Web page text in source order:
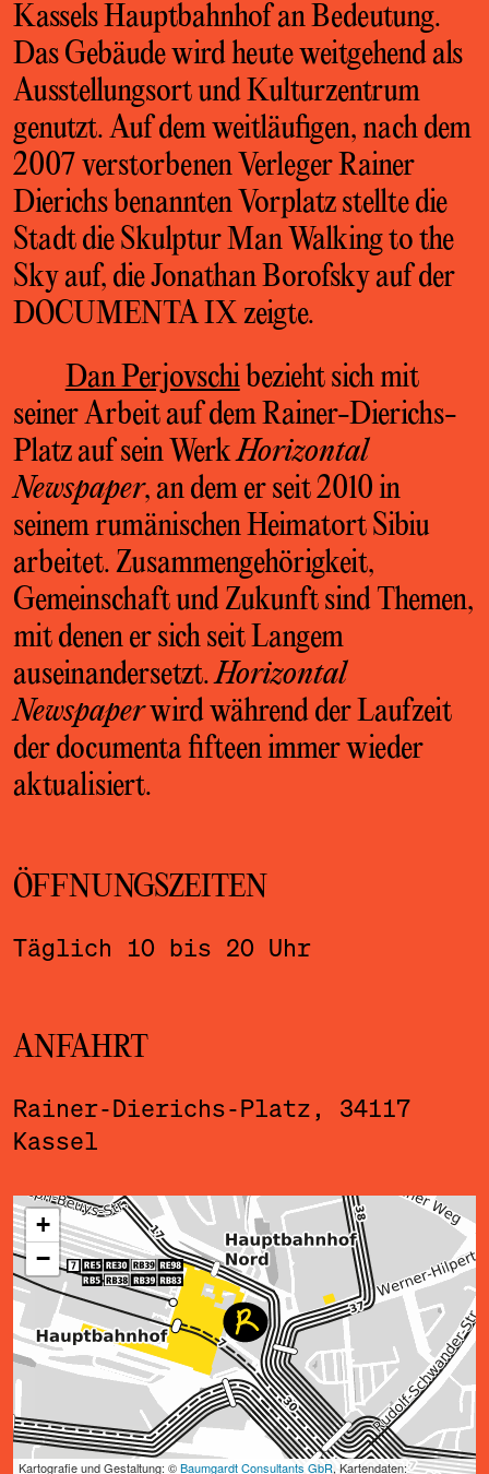
Kassels Hauptbahnhof anBedeutung.
Das Gebäude wird heute weitgehendals
Ausstellungsort und Kulturzentrum
genutzt.Auf dem weitläufigen, nach dem
2007 verstorbenen Verleger Rainer
Dierichs benannten Vorplatzstellte die
Stadt die SkulpturMan Walking to the
Skyauf, die Jonathan Borofsky auf der
DOCUMENTA IX zeigte.
Dan Perjovschibezieht sich mit
seinerArbeit auf dem Rainer-Dierichs-
Platz auf sein WerkHorizontal
Newspaper,an dem er seit 2010in
seinem rumänischen Heimatort Sibiu
arbeitet.Zusammengehörigkeit,
Gemeinschaft und Zukunft sind Themen,
mit denen er sich seit Langem
auseinandersetzt.Horizontal
Newspaperwird während der Laufzeit
der documenta fifteen immer wieder
aktualisiert.
ÖFFNUNGSZEITEN
Täglich 10 bis 20 Uhr
ANFAHRT
Rainer-Dierichs-Platz, 34117
Kassel
ˇ